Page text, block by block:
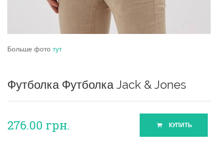
Больше фото тут
Футболка Футболка Jack & Jones
276.00 грн. КУПИТЬ